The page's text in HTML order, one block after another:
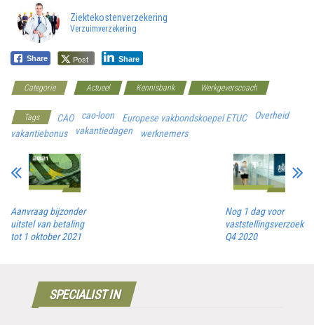
Ziektekostenverzekering
Verzuimverzekering
Share Post Share
Categorie Actueel Kennisbank Werkgeverscoach
Tags CAO cao-loon Europese vakbondskoepel ETUC
Overheid
vakantiebonus
vakantiedagen werknemers
Aanvraag bijzonder
uitstel van betaling
tot 1 oktober 2021
Nog 1 dag voor
vaststellingsverzoek
Q4 2020
SPECIALIST IN